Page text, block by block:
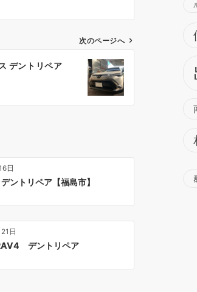
次のページへ
デントリペア
日
ントリペア【福島市】
日
デントリペア